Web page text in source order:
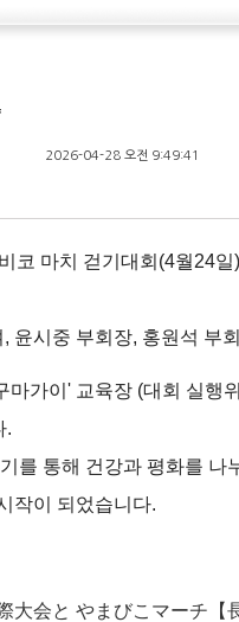
2026-04-28 오전 9:49:41
코 마치 걷기대회(4월24일
윤시중 부회장, 홍원석 부
가이' 교육장 (대회 실행
.
를 통해 건강과 평화를 나
작이 되었습니다.
大会と やまびこマーチ【